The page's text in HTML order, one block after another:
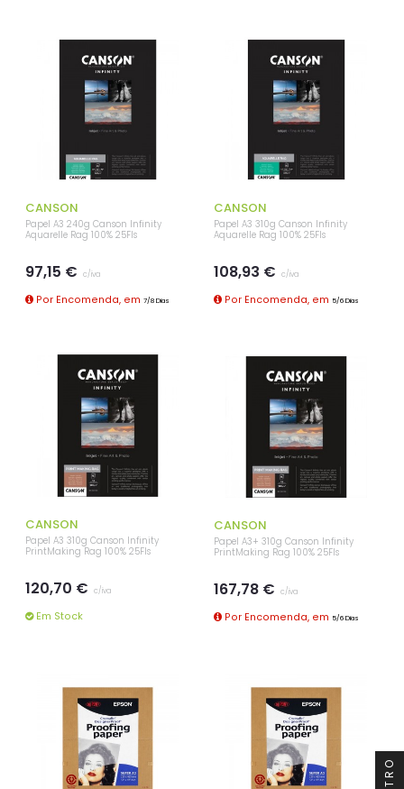
CANSON
Papel A3 240g Canson Infinity
Aquarelle Rag 100% 25Fls
97,15 € c/iva
Por Encomenda, em 7/8 Dias
CANSON
Papel A3 310g Canson Infinity
Aquarelle Rag 100% 25Fls
108,93 € c/iva
Por Encomenda, em 5/6 Dias
CANSON
Papel A3 310g Canson Infinity
PrintMaking Rag 100% 25Fls
120,70 € c/iva
Em Stock
CANSON
Papel A3+ 310g Canson Infinity
PrintMaking Rag 100% 25Fls
167,78 € c/iva
Por Encomenda, em 5/6 Dias